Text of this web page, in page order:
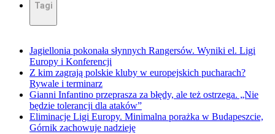
Tagi
Jagiellonia pokonała słynnych Rangersów. Wyniki el. Ligi
Europy i Konferencji
Z kim zagrają polskie kluby w europejskich pucharach?
Rywale i terminarz
Gianni Infantino przeprasza za błędy, ale też ostrzega. „Nie
będzie tolerancji dla ataków”
Eliminacje Ligi Europy. Minimalna porażka w Budapeszcie,
Górnik zachowuje nadzieję